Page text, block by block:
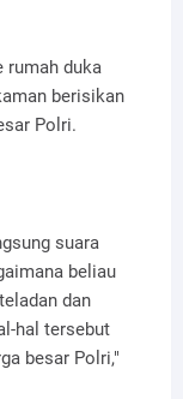
rumah duka
berisikan
Polri.
suara
beliau
dan
hal tersebut
besar Polri,"